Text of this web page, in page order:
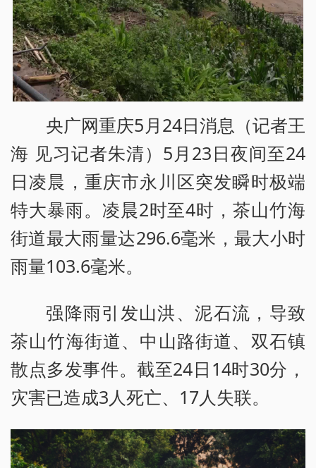
央广网重庆5月24日消息（记者王
海 见习记者朱清）5月23日夜间至24
日凌晨，重庆市永川区突发瞬时极端
特大暴雨。凌晨2时至4时，茶山竹海
街道最大雨量达296.6毫米，最大小时
雨量103.6毫米。
强降雨引发山洪、泥石流，导致
茶山竹海街道、中山路街道、双石镇
散点多发事件。截至24日14时30分，
灾害已造成3人死亡、17人失联。